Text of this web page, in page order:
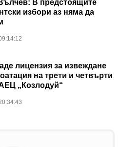
В предстоящите
избори аз няма да
лицензия за извеждане
на трети и четвърти
„Козлодуй“